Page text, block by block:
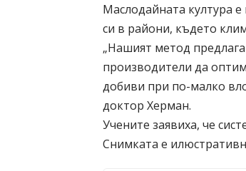
Маслодайната култура
си в райони, където
„Нашият метод
производители да
добиви при по-малко
доктор Херман.
Учените заявиха, че
Снимката е